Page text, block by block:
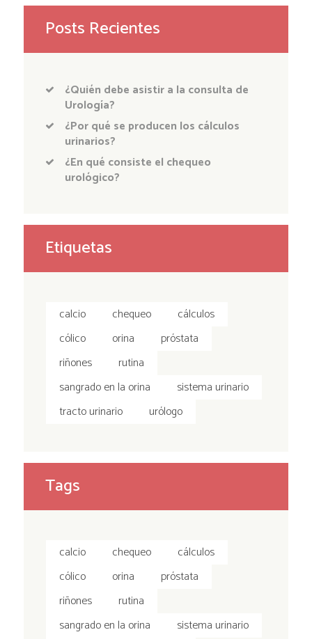
Posts Recientes
¿Quién debe asistir a la consulta de
Urología?
¿Por qué se producen los cálculos
urinarios?
¿En qué consiste el chequeo
urológico?
Etiquetas
calcio chequeo
cálculos
cólico
orina
próstata
riñones
rutina
sangrado en la orina
sistema urinario
tracto urinario
urólogo
Tags
calcio chequeo
cálculos
cólico
orina
próstata
riñones
rutina
sangrado en la orina
sistema urinario